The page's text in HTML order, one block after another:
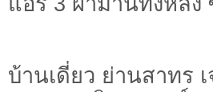
บ้านเดี่ยว ย่านสาทร